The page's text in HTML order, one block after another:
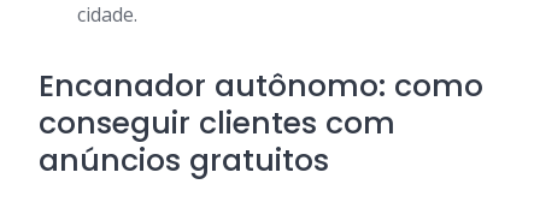
cidade.
Encanador autônomo: como
conseguir clientes com
anúncios gratuitos